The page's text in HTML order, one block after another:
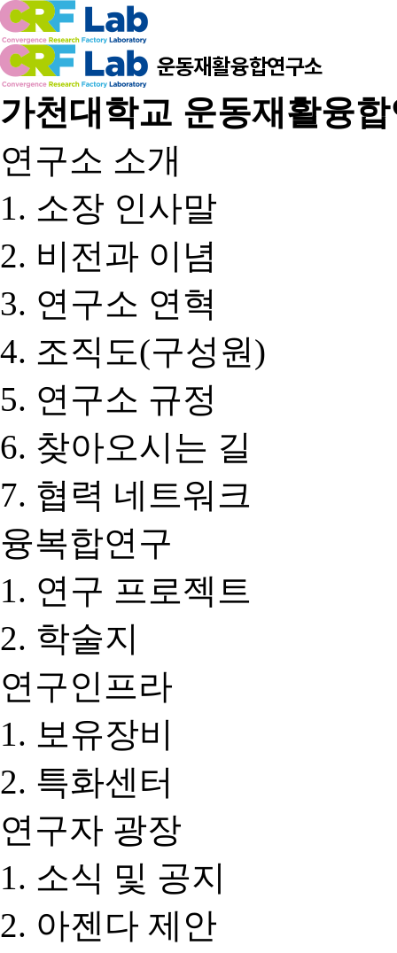
가천대학교 운동재활융
연구소 소개
소장 인사말
비전과 이념
연구소 연혁
조직도(구성원)
연구소 규정
찾아오시는 길
협력 네트워크
융복합연구
연구 프로젝트
학술지
연구인프라
보유장비
특화센터
연구자 광장
소식 및 공지
아젠다 제안